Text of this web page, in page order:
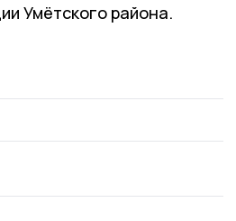
Умётского района.